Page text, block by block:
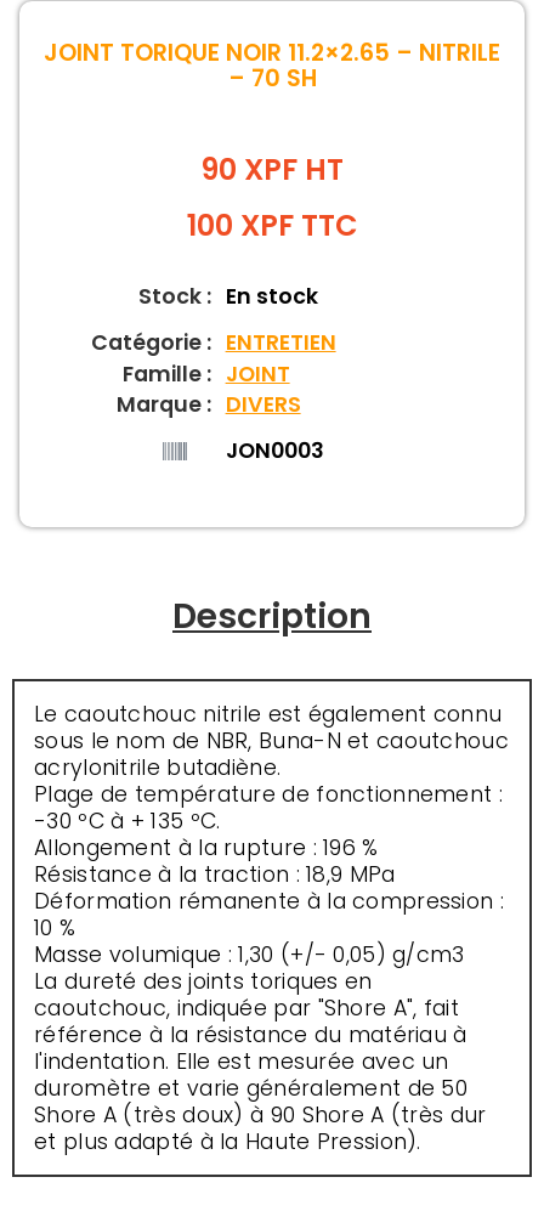
JOINT TORIQUE NOIR 11.2×2.65 – NITRILE
– 70 SH
90 XPF HT
100 XPFTTC
Stock : En stock
Catégorie : ENTRETIEN
Famille : JOINT
Marque : DIVERS
JON0003
Description
Le caoutchouc nitrile est également connu
sous le nom de NBR, Buna-N et caoutchouc
acrylonitrile butadiène.
Plage de température de fonctionnement :
-30 ºC à + 135 ºC.
Allongement à la rupture : 196 %
Résistance à la traction : 18,9 MPa
Déformation rémanente à la compression :
10 %
Masse volumique : 1,30 (+/- 0,05) g/cm3
La dureté des joints toriques en
caoutchouc, indiquée par "Shore A", fait
référence à la résistance du matériau à
l'indentation. Elle est mesurée avec un
duromètre et varie généralement de 50
Shore A (très doux) à 90 Shore A (très dur
et plus adapté à la Haute Pression).